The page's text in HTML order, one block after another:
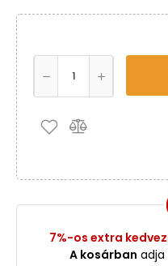
7%-os extra
A kosárban adja